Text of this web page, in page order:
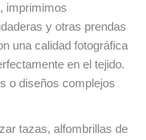
imprimimos
y otras prendas
una calidad fotográfica
en el tejido.
o diseños complejos
tazas, alfombrillas de